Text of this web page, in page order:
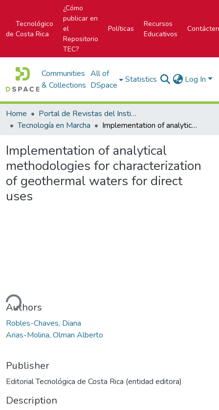
Tecnológico
de Costa Rica
¿Cómo
publicar en
el
Repositorio
TEC?
Políticas
Recursos
Educativos
Communities
& Collections
All of
DSpace
Statistics Log In
Home
Portal de Revistas del Instituto Tecnológico de Costa Rica
Tecnología en Marcha
Implementation of analytical methodologies for characterization of geothermal waters for direct uses
Implementation of analytical
methodologies for characterization
of geothermal waters for direct
uses
Authors
Robles-Chaves, Diana
Arias-Molina, Olman Alberto
Publisher
Editorial Tecnológica de Costa Rica (entidad editora)
Description